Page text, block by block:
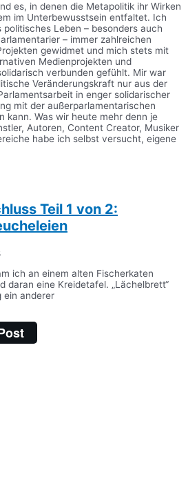
es, in denen die Metapolitik ihr Wirken
im Unterbewusstsein entfaltet. Ich
Leben – besonders auch
– immer zahlreichen
gewidmet und mich stets mit
Medienprojekten und
verbunden gefühlt. Mir war
Veränderungskraft nur aus der
in enger solidarischer
mit der außerparlamentarischen
kann. Was wir heute mehr denn je
Autoren, Content Creator, Musiker
habe ich selbst versucht, eigene
Teil 1 von 2:
ich an einem alten Fischerkaten
daran eine Kreidetafel. „Lächelbrett“
ein anderer